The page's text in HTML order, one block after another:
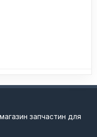
запчастин для